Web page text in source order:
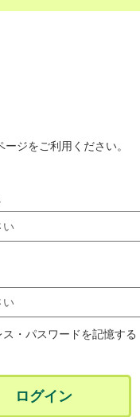
ジをご利用ください。
ス・パスワードを記憶する
ログイン